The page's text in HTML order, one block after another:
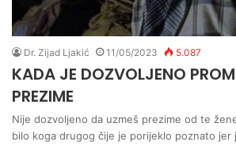
Dr. Zijad Ljakić 11/05/2023 5.087
KADA JE DOZVOLJENO
PREZIME
Nije dozvoljeno da uzmeš prezime od te
bilo koga drugog čije je porijeklo poznato jer